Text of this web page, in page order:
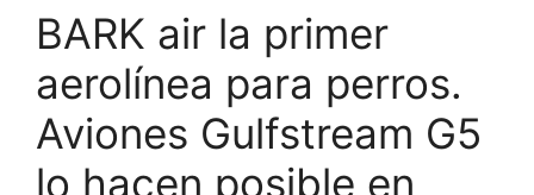
BARK air la primer
aerolínea para perros.
Aviones Gulfstream G5
lo hacen posible en